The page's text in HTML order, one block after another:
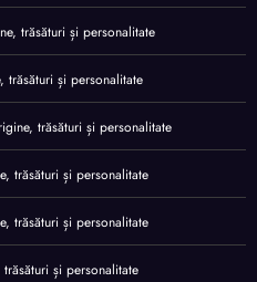
trăsături și personalitate
trăsături și personalitate
trăsături și personalitate
trăsături și personalitate
trăsături și personalitate
și personalitate